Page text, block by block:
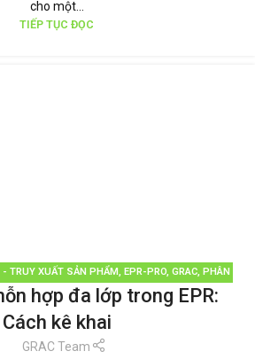
cho một...
TIẾP TỤC ĐỌC
- TRUY XUẤT SẢN PHẨM, EPR-PRO, GRAC, PHÂN
THẢI, TÁI CHẾ TÁI SỬ DỤNG,THƯƠNG HIỆU BỀN
hợp đa lớp trong EPR:
Cách kê khai
GRAC Team